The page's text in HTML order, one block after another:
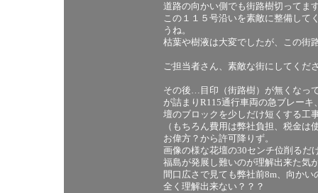
道路の向かい側でも街路樹切ってま
この１１５号沿いを素敵に整備して
うね。
枯葉や樹液は大変でしたが、この街
ご担当者さん、素敵な街にしてくだ
その後…目印（街路樹）が無くなっ
が詰まりR115通行車両の急ブレー
壇のブロックを少しだけ短くする工
（もちろん費用は弊社負担、税金
お偉方？から許可降りず。
画像の様な花壇の30センチ位削るだ
福島が発展し難いのが理解出来た気
間口広さで見ても弊社前8m、向か
全く理解出来ない？？？